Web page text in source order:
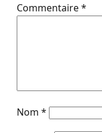
Commentaire*
Nom *